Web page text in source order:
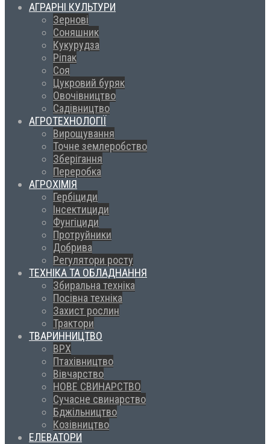
АГРАРНІ КУЛЬТУРИ
Зернові
Соняшник
Кукурудза
Ріпак
Соя
Цукровий буряк
Овочівництво
Садівництво
АГРОТЕХНОЛОГІЇ
Вирощування
Точне землеробство
Зберігання
Переробка
АГРОХІМІЯ
Гербіциди
Інсектициди
Фунгіциди
Протруйники
Добрива
Регулятори росту
ТЕХНІКА ТА ОБЛАДНАННЯ
Збиральна техніка
Посівна техніка
Захист рослин
Трактори
ТВАРИННИЦТВО
ВРХ
Птахівництво
Вівчарство
НОВЕ СВИНАРСТВО
Сучасне свинарство
Бджільництво
Козівництво
ЕЛЕВАТОРИ